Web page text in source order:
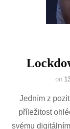
on
Jedním z
příležitost
svému